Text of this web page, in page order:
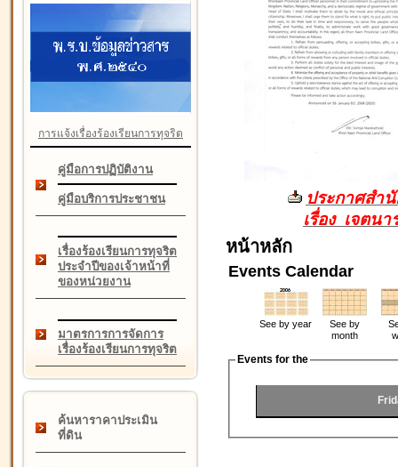
การแจ้งเรื่องร้องเรียนการทุจริต
คู่มือการปฏิบัติงาน
คู่มือบริการประชาชน
เรื่องร้องเรียนการทุจริต
ประจำปีของเจ้าหน้าที่
ของหน่วยงาน
มาตรการการจัดการ
เรื่องร้องเรียนการทุจริต
ค้นหาราคาประเมิน
ที่ดิน
ประกาศสำ
เรื่อง เจตน
หน้าหลัก
Events Calendar
See by year
See by
month
Events for the